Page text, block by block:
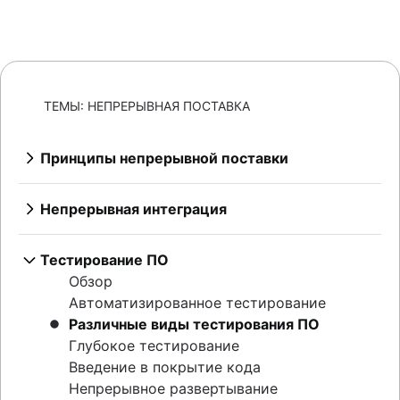
ТЕМЫ: НЕПРЕРЫВНАЯ ПОСТАВКА
Принципы непрерывной поставки
Обзор
развертывание
Коммерческая ценность непрерывной
поставки
Построение карт потоков создания
ценности
Git и непрерывная поставка
Непрерывная интеграция
Обзор
Как перейти к непрерывной интеграции
Инструменты непрерывной интеграции
Магистральная разработка
Пять советов по организации
репозиториев Git с поддержкой
непрерывной интеграции
Тестирование ПО
Обзор
Автоматизированное тестирование
Различные виды тестирования ПО
Глубокое тестирование
Введение в покрытие кода
Непрерывное развертывание